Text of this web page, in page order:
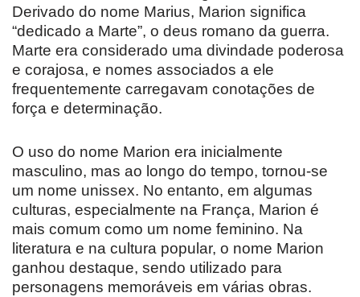
Derivado do nome Marius, Marion significa
“dedicado a Marte”, o deus romano da guerra.
Marte era considerado uma divindade poderosa
e corajosa, e nomes associados a ele
frequentemente carregavam conotações de
força e determinação.
O uso do nome Marion era inicialmente
masculino, mas ao longo do tempo, tornou-se
um nome unissex. No entanto, em algumas
culturas, especialmente na França, Marion é
mais comum como um nome feminino. Na
literatura e na cultura popular, o nome Marion
ganhou destaque, sendo utilizado para
personagens memoráveis em várias obras.